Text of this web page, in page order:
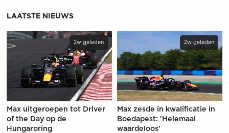
LAATSTE NIEUWS
2w geleden
Max uitgeroepen tot Driver
of the Day op de
Hungaroring
2w geleden
Max zesde in kwalificatie in
Boedapest: 'Helemaal
waardeloos'